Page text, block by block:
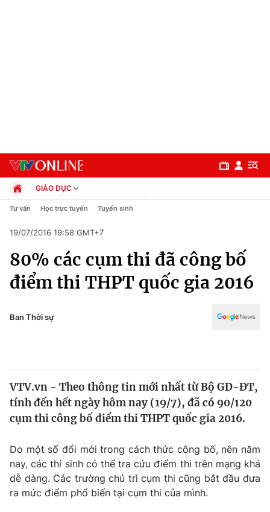
Chuyên mục
Chính trị
Thế giới
Thế giới đó đây
Câu chuyện quốc tế
Kinh tế
Tài chính
Thị trường
Dữ liệu và đời sống
GIÁO DỤC
Chính trị
Pháp luật
Kinh tế
Thể thao
Truyền hình
Y tế
Tư vấn Học trực tuyến Tuyển sinh
19/07/2016 19:58 GMT+7
80% các cụm thi đã công bố
điểm thi THPT quốc gia 2016
Ban Thời sự
VTV.vn - Theo thông tin mới nhất từ Bộ GD-ĐT,
tính đến hết ngày hôm nay (19/7), đã có 90/120
cụm thi công bố điểm thi THPT quốc gia 2016.
Do một số đổi mới trong cách thức công bố, nên năm
nay, các thí sinh có thể tra cứu điểm thi trên mạng khá
dễ dàng. Các trường chủ trì cụm thi cũng bắt đầu đưa
ra mức điểm phổ biến tại cụm thi của mình.